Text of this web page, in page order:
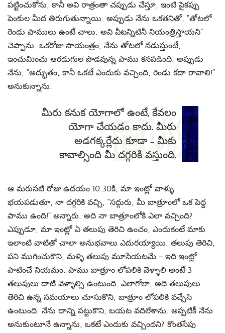
పట్టించుకోను, కానీ అవి రాత్రంతా చప్పుడు చేస్తూ, ఇంటి పైకప్పు
పెంకుల మీద తిరుగుతున్నాయి. అప్పుడు నేను ఒకతనితో, “తోటలో
రెండు పాములు ఉంటే చాలు. అవి వీటన్నిటినీ నియంత్రిస్తాయని”
చెప్పాను. ఒకరోజు సాయంత్రం, నేను తోటలో నడుస్తుంటే,
ఇంచుమించు ఆరడుగుల పొడవున్న పాము కనపడింది. అప్పుడు
నేను, “అద్భుతం, కానీ ఒకటే ఎందుకు వచ్చింది, రెండు కదా రావాలి!”
అనుకున్నాను.
మీరు కనుక యోగాలో ఉంటే, కేవలం
యోగా చేయడం కాదు. మీరు
అడగక్కర్లేదు కూడా – మీకు
కావాల్సింది మీ దగ్గరికి వస్తుంది.
ఆ మరుసటి రోజు ఉదయం 10.30కి, మా ఇంట్లో వాళ్ళు
భయపడుతూ, నా దగ్గరికి వచ్చి, “సద్గురు, మీ బాత్రూంలో ఒక పెద్ద
పాము ఉంది!” అన్నారు. అది నా బాత్రూంలోకి ఎలా వచ్చింది?
ఎప్పుడూ, మా ఇంట్లో ఏ తలుపు తెరిచి ఉంచం, ఎందుకంటే మాకు
ఇలాంటి వాటితో చాలా అనుభవాలు ఎదురయ్యాయి. తలుపు తెరిచి,
పని ముగించుకొని, మళ్ళి తలుపు మూసేయటమే – ఇది ఇంట్లో
పాటించే నియమం. పాము బాత్రూం లోపలికి వెళ్ళాలి అంటే 3
తలుపులు దాటి వెళ్ళాల్సి ఉంటుంది. ఎలాగోలా, అది తలుపులు
తెరిచి ఉన్న సమయాలు చూసుకొని, బాత్రూం లోపలికి వచ్చేసి
ఉంటుంది. నేను దాన్ని పట్టుకొని, బయట వదిలేశాను. అప్పటికీ నేను
అనుకుంటూనే ఉన్నాను, ఒకటే ఎందుకు వచ్చిందని? కొంతసేపు